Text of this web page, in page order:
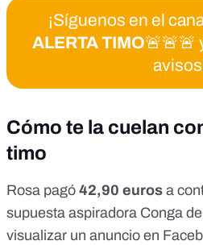
¡Síguenos en el
ALERTA TIMO🚨🚨🚨
Cómo te la cuelan
timo
Rosa pagó 42,90 euros a
supuesta aspiradora Conga de
visualizar un anuncio en